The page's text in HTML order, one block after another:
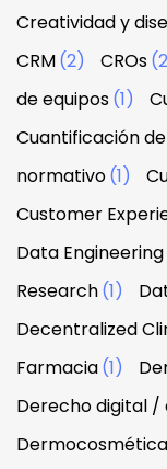
Creatividad y
CRM(2) CROs
de equipos(1)
Cuantificación
normativo(1)
Customer
Data
Research(1)
Decentralized
Farmacia(1)
Derecho digital